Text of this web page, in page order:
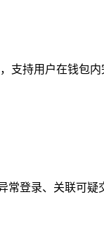
支持用户在钱包
常登录、关联可疑